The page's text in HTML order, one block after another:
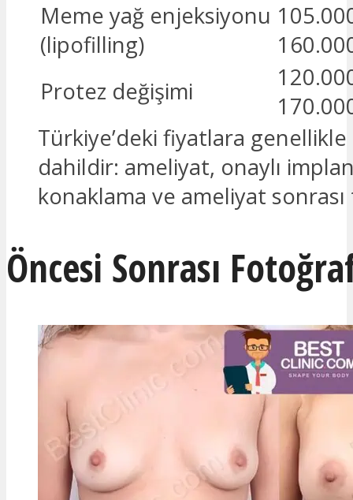
Meme yağ enjeksiyonu
(lipofilling)
Protez değişimi
Türkiye’deki fiyatlara
dahildir: ameliyat, onaylı
konaklama ve ameliyat
Öncesi Sonrası